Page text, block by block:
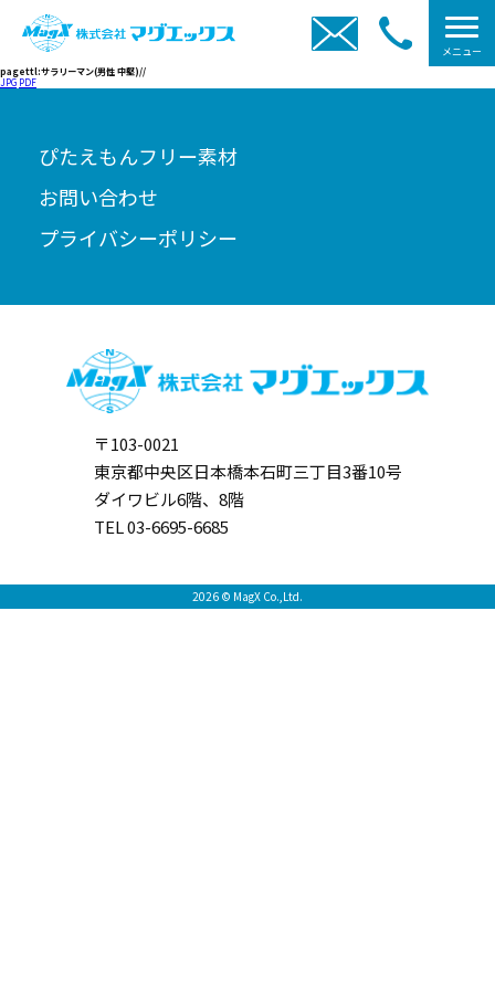
メニュー
pagettl:サラリーマン(男性 中堅)//
JPG PDF
ぴたえもんフリー素材
お問い合わせ
プライバシーポリシー
〒103-0021
東京都中央区日本橋本石町三丁目3番10号
ダイワビル6階、8階
TEL 03-6695-6685
2026 © MagX Co.,Ltd.